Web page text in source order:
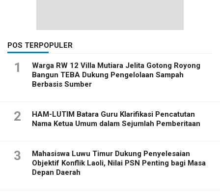
POS TERPOPULER
1
Warga RW 12 Villa Mutiara Jelita Gotong Royong
Bangun TEBA Dukung Pengelolaan Sampah
Berbasis Sumber
2
HAM-LUTIM Batara Guru Klarifikasi Pencatutan
Nama Ketua Umum dalam Sejumlah Pemberitaan
3
Mahasiswa Luwu Timur Dukung Penyelesaian
Objektif Konflik Laoli, Nilai PSN Penting bagi Masa
Depan Daerah